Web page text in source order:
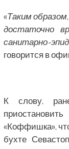
«Таким образом,
достаточно
санитарно-
говорится в
К слову,
«Коффишка»,
бухте